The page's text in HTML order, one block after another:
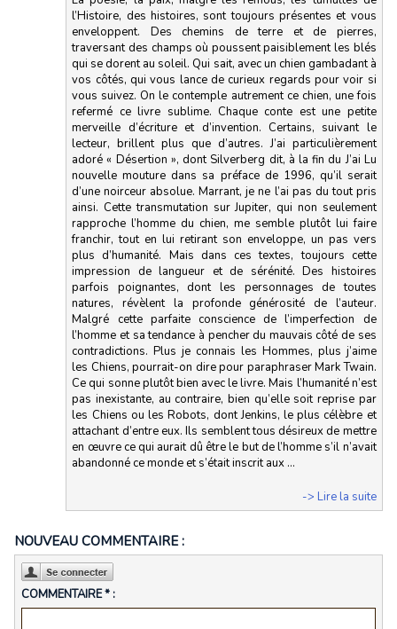
l’Histoire, des histoires, sont toujours présentes et vous
enveloppent. Des chemins de terre et de pierres,
traversant des champs où poussent paisiblement les blés
qui se dorent au soleil. Qui sait, avec un chien gambadant à
vos côtés, qui vous lance de curieux regards pour voir si
vous suivez. On le contemple autrement ce chien, une fois
refermé ce livre sublime. Chaque conte est une petite
merveille d’écriture et d’invention. Certains, suivant le
lecteur, brillent plus que d’autres. J’ai particulièrement
adoré « Désertion », dont Silverberg dit, à la fin du J’ai Lu
nouvelle mouture dans sa préface de 1996, qu’il serait
d’une noirceur absolue. Marrant, je ne l’ai pas du tout pris
ainsi. Cette transmutation sur Jupiter, qui non seulement
rapproche l’homme du chien, me semble plutôt lui faire
franchir, tout en lui retirant son enveloppe, un pas vers
plus d’humanité. Mais dans ces textes, toujours cette
impression de langueur et de sérénité. Des histoires
parfois poignantes, dont les personnages de toutes
natures, révèlent la profonde générosité de l’auteur.
Malgré cette parfaite conscience de l’imperfection de
l’homme et sa tendance à pencher du mauvais côté de ses
contradictions. Plus je connais les Hommes, plus j’aime
les Chiens, pourrait-on dire pour paraphraser Mark Twain.
Ce qui sonne plutôt bien avec le livre. Mais l’humanité n’est
pas inexistante, au contraire, bien qu’elle soit reprise par
les Chiens ou les Robots, dont Jenkins, le plus célèbre et
attachant d’entre eux. Ils semblent tous désireux de mettre
en œuvre ce qui aurait dû être le but de l’homme s’il n’avait
abandonné ce monde et s’était inscrit aux ...
-> Lire la suite
NOUVEAU COMMENTAIRE :
COMMENTAIRE * :